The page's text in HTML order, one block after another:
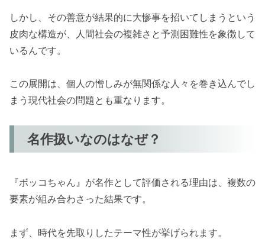
しかし、その善意が結果的に大惨事を招いてしまうという
皮肉な構造が、人間社会の複雑さと予測困難性を象徴して
いるんです。
この展開は、個人の憎しみが無関係な人々を巻き込んでし
まう現代社会の問題とも重なります。
名作扱いなのはなぜ？
『ボッコちゃん』が名作として評価される理由は、複数の
要素が組み合わさった結果です。
まず、時代を先取りしたテーマ性が挙げられます。